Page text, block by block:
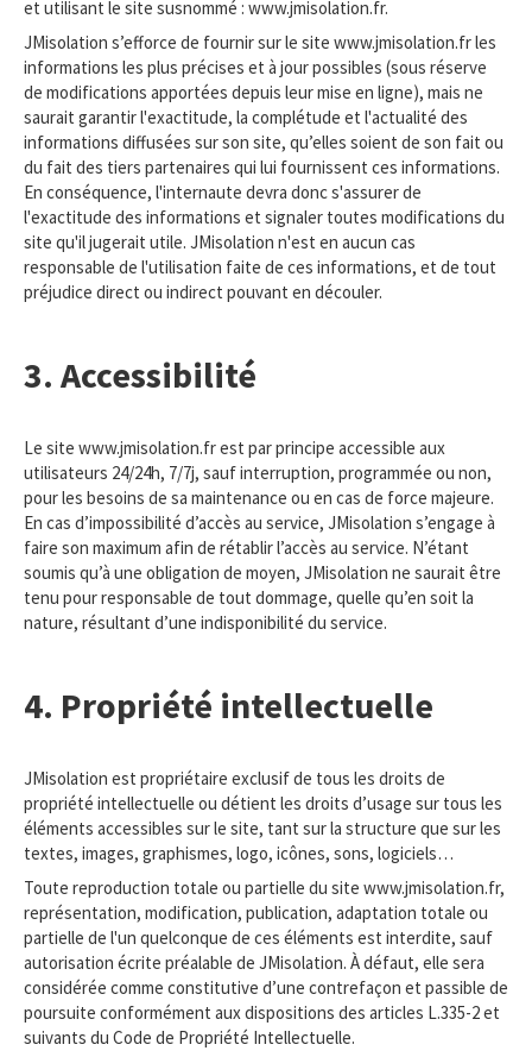
et utilisant le site susnommé : www.jmisolation.fr.
JMisolation s’efforce de fournir sur le site www.jmisolation.fr les
informations les plus précises et à jour possibles (sous réserve
de modifications apportées depuis leur mise en ligne), mais ne
saurait garantir l'exactitude, la complétude et l'actualité des
informations diffusées sur son site, qu’elles soient de son fait ou
du fait des tiers partenaires qui lui fournissent ces informations.
En conséquence, l'internaute devra donc s'assurer de
l'exactitude des informations et signaler toutes modifications du
site qu'il jugerait utile. JMisolation n'est en aucun cas
responsable de l'utilisation faite de ces informations, et de tout
préjudice direct ou indirect pouvant en découler.
3. Accessibilité
Le site www.jmisolation.fr est par principe accessible aux
utilisateurs 24/24h, 7/7j, sauf interruption, programmée ou non,
pour les besoins de sa maintenance ou en cas de force majeure.
En cas d’impossibilité d’accès au service, JMisolation s’engage à
faire son maximum afin de rétablir l’accès au service. N’étant
soumis qu’à une obligation de moyen, JMisolation ne saurait être
tenu pour responsable de tout dommage, quelle qu’en soit la
nature, résultant d’une indisponibilité du service.
4. Propriété intellectuelle
JMisolation est propriétaire exclusif de tous les droits de
propriété intellectuelle ou détient les droits d’usage sur tous les
éléments accessibles sur le site, tant sur la structure que sur les
textes, images, graphismes, logo, icônes, sons, logiciels…
Toute reproduction totale ou partielle du site www.jmisolation.fr,
représentation, modification, publication, adaptation totale ou
partielle de l'un quelconque de ces éléments est interdite, sauf
autorisation écrite préalable de JMisolation. À défaut, elle sera
considérée comme constitutive d’une contrefaçon et passible de
poursuite conformément aux dispositions des articles L.335-2 et
suivants du Code de Propriété Intellectuelle.